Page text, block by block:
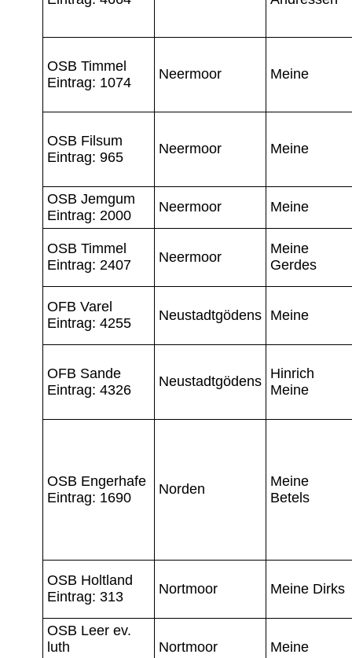
OSB Timmel
Eintrag: 1074
Neermoor Meine
OSB Filsum
Eintrag: 965
Neermoor Meine
OSB Jemgum
Eintrag: 2000
Neermoor Meine
OSB Timmel
Eintrag: 2407
Neermoor
Meine
Gerdes
OFB Varel
Eintrag: 4255
Neustadtgödens Meine
OFB Sande
Eintrag: 4326
Neustadtgödens Hinrich
Meine
OSB Engerhafe
Eintrag: 1690
Norden
Meine
Betels
OSB Holtland
Eintrag: 313
Nortmoor Meine Dirks
OSB Leer ev.
luth
Nortmoor Meine